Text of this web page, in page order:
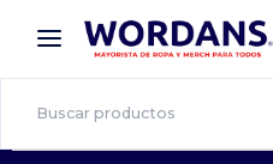
× App de Wordans
¡Mejores precios en app!